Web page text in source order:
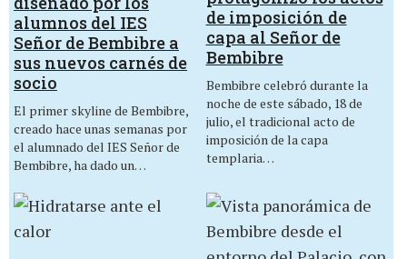
alumnos del IES
Señor de Bembibre a
sus nuevos carnés de
socio
El primer skyline de Bembibre,
creado hace unas semanas por
el alumnado del IES Señor de
Bembibre, ha dado un…
de imposición de
capa al Señor de
Bembibre
Bembibre celebró durante la
noche de este sábado, 18 de
julio, el tradicional acto de
imposición de la capa
templaria…